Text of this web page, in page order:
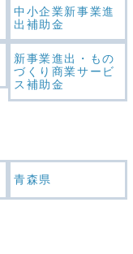
中小企業新事業進
出補助金
新事業進出・もの
づくり商業サービ
ス補助金
青森県